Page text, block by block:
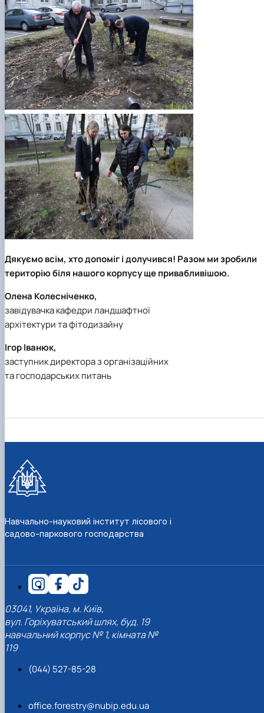
Дякуємо всім, хто допоміг і долучився! Разом ми зробили
територію біля нашого корпусу ще привабливішою.
Олена Колесніченко,
завідувачка кафедри ландшафтної
архітектури та фітодизайну
Ігор Іванюк,
заступник директора з організаційних
та господарських питань
Навчально-науковий інститут лісового і
садово-паркового господарства
03041, Україна, м. Київ,
вул. Горіхуватський шлях, буд. 19
навчальний корпус № 1, кімната №
119
(044) 527-85-28
office.forestry@nubip.edu.ua